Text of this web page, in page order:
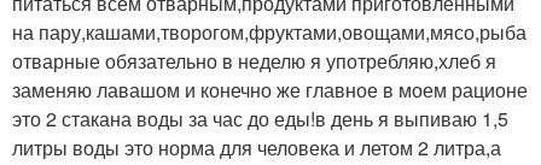
на пару,кашами,творогом,фруктами,овощами,мясо,рыба
отварные обязательно в неделю я употребляю,хлеб я
заменяю лавашом и конечно же главное в моем рационе
это 2 стакана воды за час до еды!в день я выпиваю 1,5
литры воды это норма для человека и летом 2 литра,а